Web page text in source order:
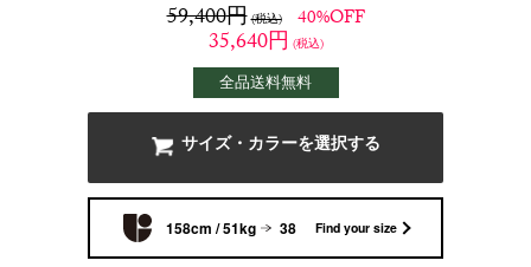
59,400円(税込) 40%OFF
35,640円 (税込)
全品送料無料
サイズ・カラーを選択する
158cm / 51kg 38 Find your size